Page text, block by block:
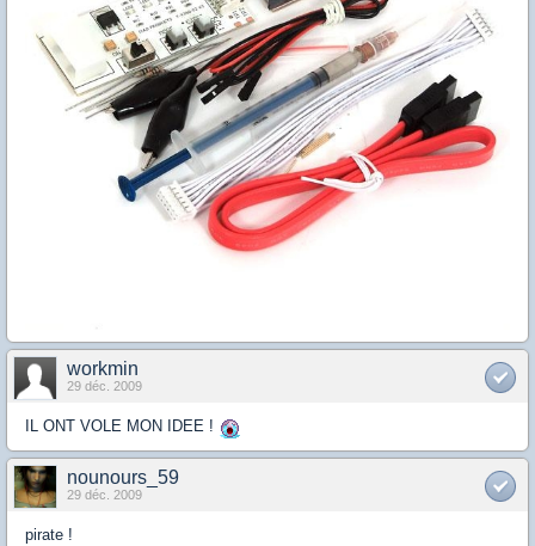
workmin
29 déc. 2009
IL ONT VOLE MON IDEE !
nounours_59
29 déc. 2009
pirate !